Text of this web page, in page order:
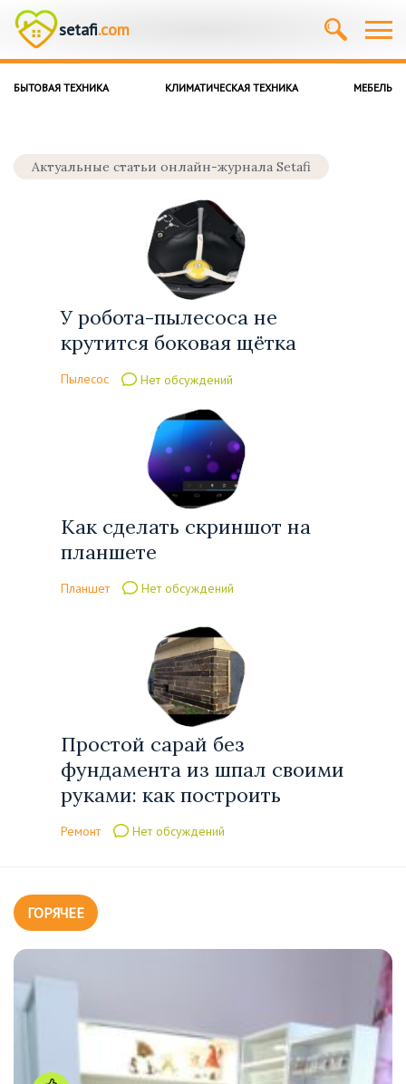
setafi.com
БЫТОВАЯ ТЕХНИКА КЛИМАТИЧЕСКАЯ ТЕХНИКА МЕБЕЛЬ
Актуальные статьи онлайн-журнала Setafi
У робота-пылесоса не
крутится боковая щётка
Пылесос Нет обсуждений
Как сделать скриншот на
планшете
Планшет Нет обсуждений
Простой сарай без
фундамента из шпал своими
руками: как построить
Ремонт Нет обсуждений
ГОРЯЧЕЕ